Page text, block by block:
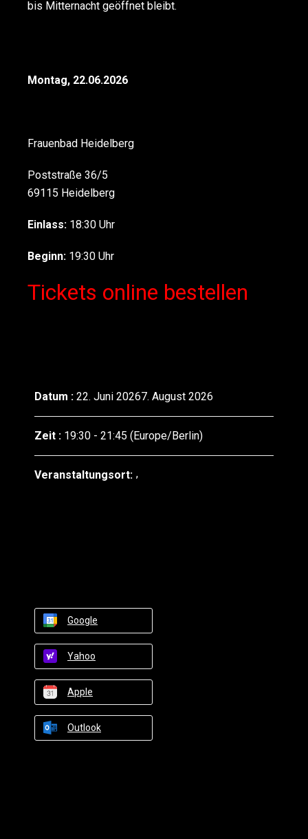
bis Mitternacht geöffnet bleibt.
Montag, 22.06.2026
Frauenbad Heidelberg
Poststraße 36/5
69115 Heidelberg
Einlass: 18:30 Uhr
Beginn: 19:30 Uhr
Tickets online bestellen
Datum : 22. Juni 20267. August 2026
Zeit : 19:30 - 21:45 (Europe/Berlin)
Veranstaltungsort:
Google
Yahoo
Apple
Outlook